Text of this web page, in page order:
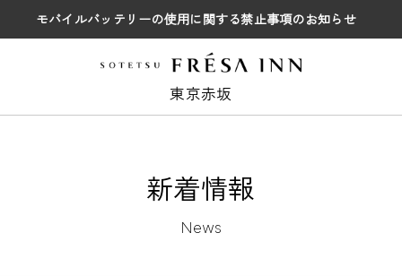
モバイルバッテリーの使用に関する禁止事項のお知らせ
東京赤坂
新着情報
News